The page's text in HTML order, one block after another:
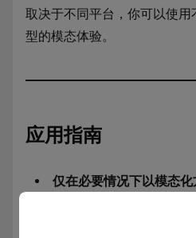
取决于不同平台，你可以使
型的模态体验。
应用指南
仅在必要情况下以模态化